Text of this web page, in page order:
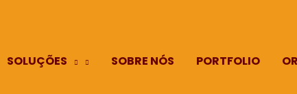
SOLUÇÕES SOBRE NÓS PORTFOLIO